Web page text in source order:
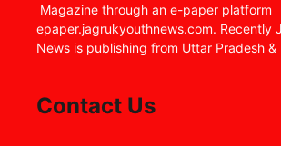
Magazine through an e-paper platform
epaper.jagrukyouthnews.com. Recently
News is publishing from Uttar Pradesh
Contact Us